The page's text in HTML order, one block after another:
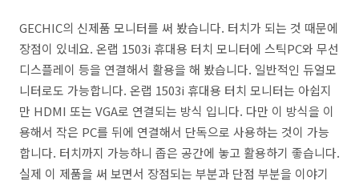
GECHIC의 신제품 모니터를 써 봤습니다. 터치가 되는 것 때문에
장점이 있네요. 온랩 1503i 휴대용 터치 모니터에 스틱PC와 무선
디스플레이 등을 연결해서 활용을 해 봤습니다. 일반적인 듀얼모
니터로도 가능합니다. 온랩 1503i 휴대용 터치 모니터는 아쉽지
만 HDMI 또는 VGA로 연결되는 방식 입니다. 다만 이 방식을 이
용해서 작은 PC를 뒤에 연결해서 단독으로 사용하는 것이 가능
합니다. 터치까지 가능하니 좁은 공간에 놓고 활용하기 좋습니다.
실제 이 제품을 써 보면서 장점되는 부분과 단점 부분을 이야기